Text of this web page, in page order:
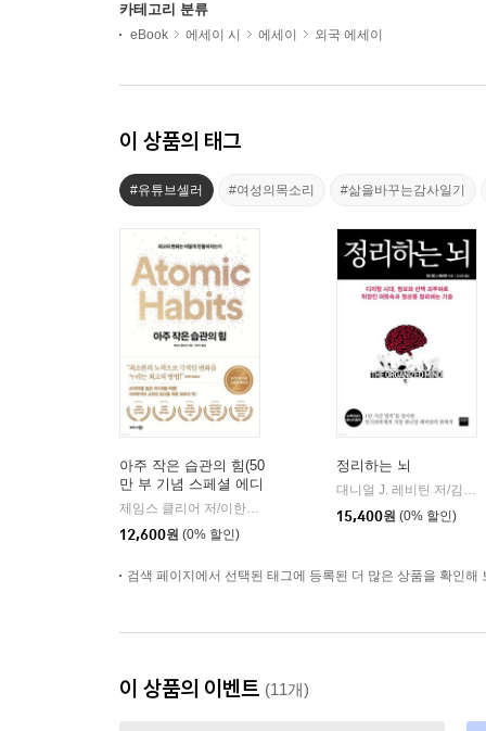
카테고리 분류
eBook 에세이 시 에세이 외국 에세이
이 상품의 태그
#유튜브셀러 #여성의목소리 #삶을바꾸는감사일기
아주 작은 습관의 힘(50
만 부 기념 스페셜 에디
션)
제임스 클리어 저/이한이 역
비즈니스북스
12,600원 (0% 할인)
정리하는 뇌
대니얼 J. 레비틴 저/김성훈 역
15,400원 (0% 할인)
검색 페이지에서 선택된 태그에 등록된 더 많은 상품을 확인해
이 상품의 이벤트 (11개)